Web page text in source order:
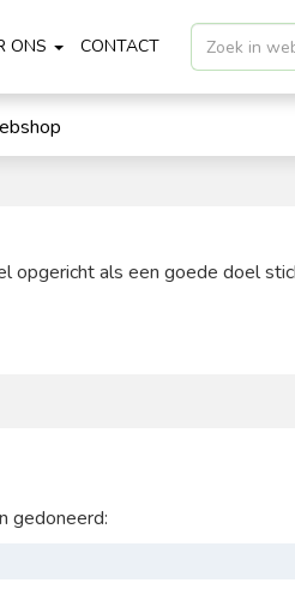
ONS CONTACT
opgericht als een goede doel
gedoneerd: